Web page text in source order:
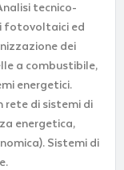
tecnico-
fotovoltaici ed
dei
a combustibile,
energetici.
rete di sistemi di
energetica,
Sistemi di